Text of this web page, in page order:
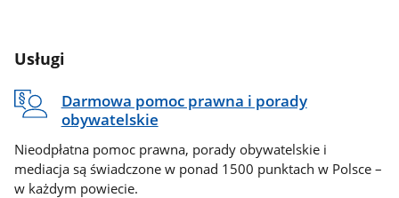
Usługi
Darmowa pomoc prawna i porady
obywatelskie
Nieodpłatna pomoc prawna, porady obywatelskie i
mediacja są świadczone w ponad 1500 punktach w Polsce –
w każdym powiecie.